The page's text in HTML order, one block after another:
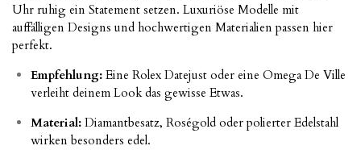
Uhr ruhig ein Statement setzen. Luxuriöse Modelle mit
auffälligen Designs und hochwertigen Materialien passen hier
perfekt.
Empfehlung:Eine Rolex Datejust oder eine Omega De Ville
verleiht deinem Look das gewisse Etwas.
Material:Diamantbesatz, Roségold oder polierter Edelstahl
wirken besonders edel.